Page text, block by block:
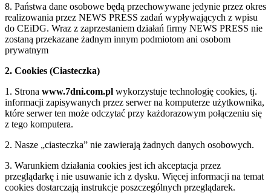
8. Państwa dane osobowe będą przechowywane jedynie przez okres
realizowania przez NEWS PRESS zadań wypływających z wpisu
do CEiDG. Wraz z zaprzestaniem działań firmy NEWS PRESS nie
zostaną przekazane żadnym innym podmiotom ani osobom
prywatnym
2. Cookies (Ciasteczka)
1. Strona www.7dni.com.pl wykorzystuje technologię cookies, tj.
informacji zapisywanych przez serwer na komputerze użytkownika,
które serwer ten może odczytać przy każdorazowym połączeniu się
z tego komputera.
2. Nasze „ciasteczka” nie zawierają żadnych danych osobowych.
3. Warunkiem działania cookies jest ich akceptacja przez
przeglądarkę i nie usuwanie ich z dysku. Więcej informacji na temat
cookies dostarczają instrukcje poszczególnych przeglądarek.